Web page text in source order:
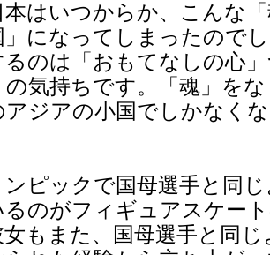
本はいつからか、こんな
になってしまったので
のは「おもてなしの心
気持ちです。「魂」を
アジアの小国でしかなく
ピックで国母選手と同
のがフィギュアスケー
もまた、国母選手と同